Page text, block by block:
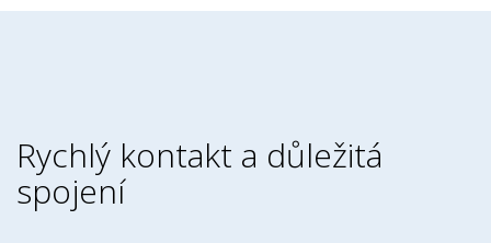
Rychlý kontakt a důležitá
spojení